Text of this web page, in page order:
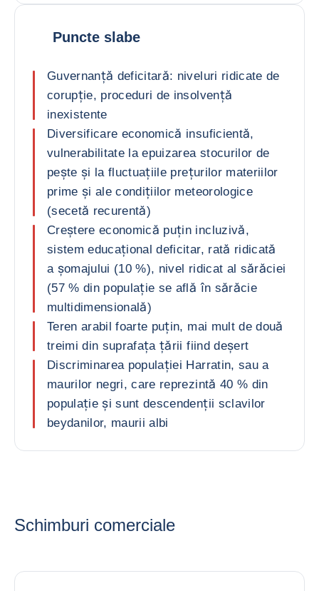
Puncte slabe
Guvernanță deficitară: niveluri ridicate de
corupție, proceduri de insolvență
inexistente
Diversificare economică insuficientă,
vulnerabilitate la epuizarea stocurilor de
pește și la fluctuațiile prețurilor materiilor
prime și ale condițiilor meteorologice
(secetă recurentă)
Creștere economică puțin incluzivă,
sistem educațional deficitar, rată ridicată
a șomajului (10 %), nivel ridicat al sărăciei
(57 % din populație se află în sărăcie
multidimensională)
Teren arabil foarte puțin, mai mult de două
treimi din suprafața țării fiind deșert
Discriminarea populației Harratin, sau a
maurilor negri, care reprezintă 40 % din
populație și sunt descendenții sclavilor
beydanilor, maurii albi
Schimburi comerciale